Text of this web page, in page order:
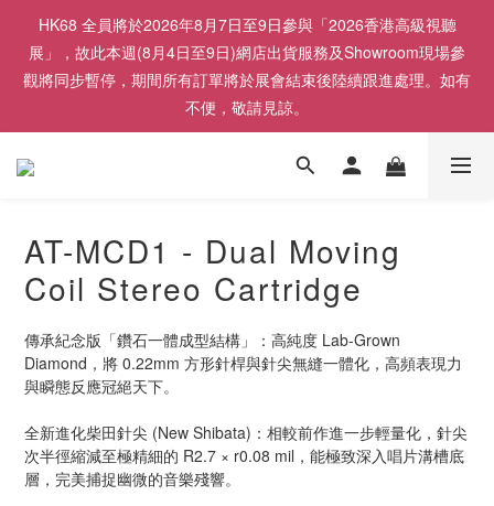
HK68 全員將於2026年8月7日至9日參與「2026香港高級視聽
展」，故此本週(8月4日至9日)網店出貨服務及Showroom現場參
觀將同步暫停，期間所有訂單將於展會結束後陸續跟進處理。如有
不便，敬請見諒。
AT-MCD1 - Dual Moving
Coil Stereo Cartridge
傳承紀念版「鑽石一體成型結構」：高純度 Lab-Grown
Diamond，將 0.22mm 方形針桿與針尖無縫一體化，高頻表現力
與瞬態反應冠絕天下。
全新進化柴田針尖 (New Shibata)：相較前作進一步輕量化，針尖
次半徑縮減至極精細的 R2.7 × r0.08 mil，能極致深入唱片溝槽底
層，完美捕捉幽微的音樂殘響。